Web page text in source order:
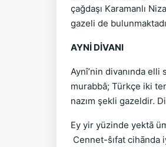
çağdaşı Karamanlı
gazeli de
AYNİ DİVANI
Aynî’nin divanında
murabbâ; Türkçe iki
nazım şekli gazeldir.
Ey yir yüzinde yektā
Cennet-ŝıfat cihānda